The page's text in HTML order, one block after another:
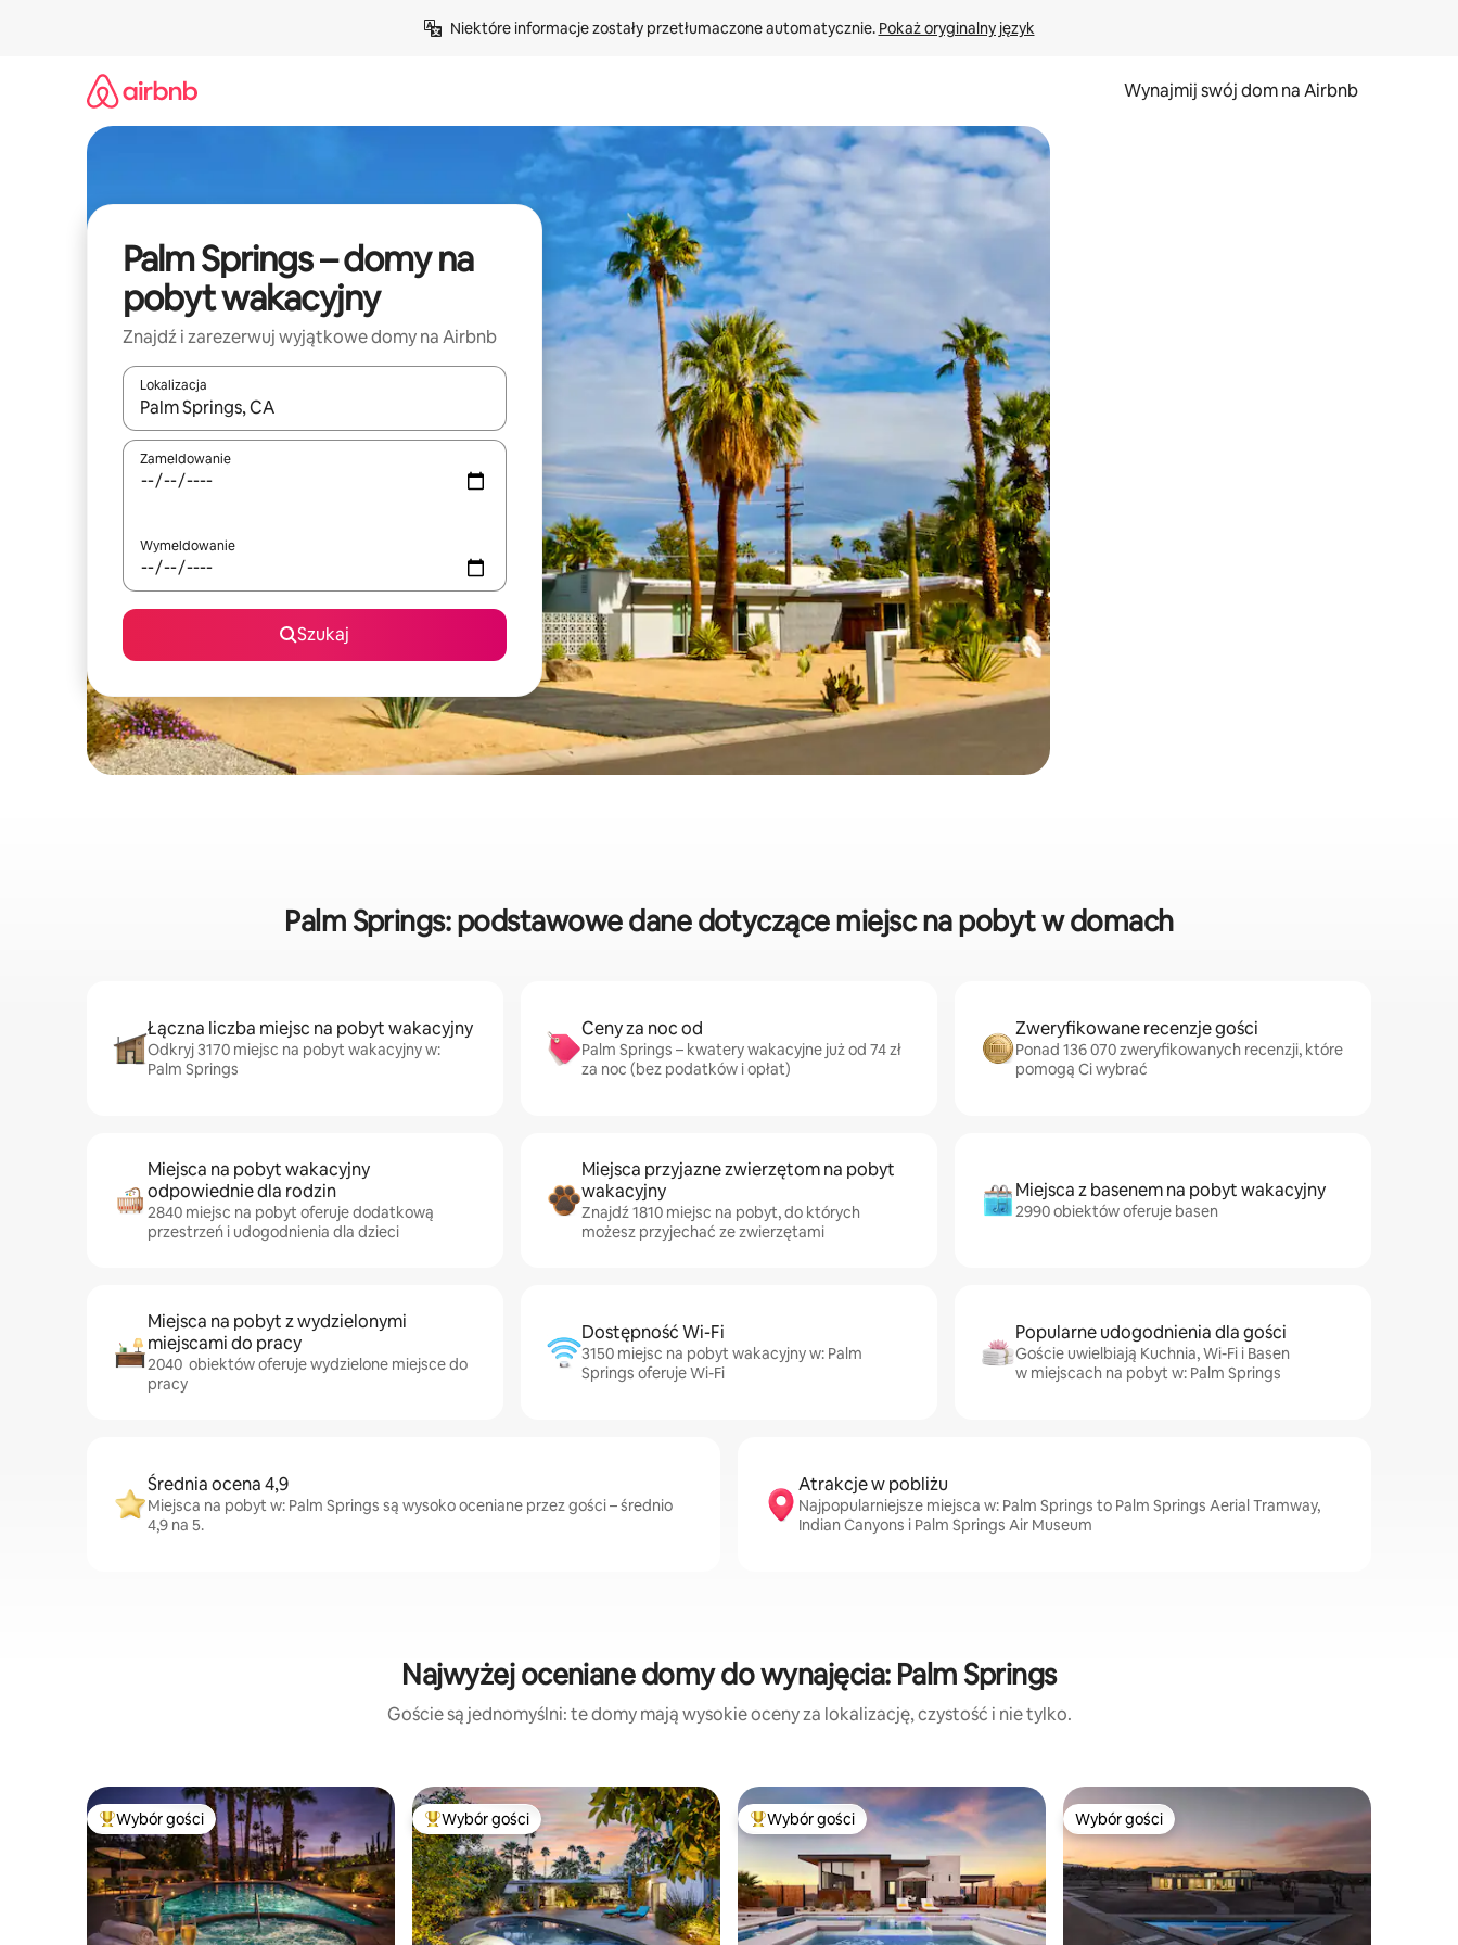
Niektóre informacje zostały przetłumaczone automatycznie. Pokaż oryginalny język
Wynajmij swój dom na Airbnb
Palm Springs – domy na
pobyt wakacyjny
Znajdź i zarezerwuj wyjątkowe domy na Airbnb
Lokalizacja
Gdy wyniki będą dostępne, możesz poruszać się po nich za pomocą klawiszy strzałek w górę i w dół lub przeglądać je za pomocą gestów dotykowych lub przesuwania.
Zameldowanie
Wymeldowanie
Szukaj
Palm Springs: podstawowe dane dotyczące miejsc na pobyt w domach
Łączna liczba miejsc na pobyt wakacyjny
Odkryj 3170 miejsc na pobyt wakacyjny w:
Palm Springs
Ceny za noc od
Palm Springs – kwatery wakacyjne już od 74 zł
za noc (bez podatków i opłat)
Zweryfikowane recenzje gości
Ponad 136 070 zweryfikowanych recenzji, które
pomogą Ci wybrać
Miejsca na pobyt wakacyjny
odpowiednie dla rodzin
2840 miejsc na pobyt oferuje dodatkową
przestrzeń i udogodnienia dla dzieci
Miejsca przyjazne zwierzętom na pobyt
wakacyjny
Znajdź 1810 miejsc na pobyt, do których
możesz przyjechać ze zwierzętami
Miejsca z basenem na pobyt wakacyjny
2990 obiektów oferuje basen
Miejsca na pobyt z wydzielonymi
miejscami do pracy
2040 obiektów oferuje wydzielone miejsce do
pracy
Dostępność Wi-Fi
3150 miejsc na pobyt wakacyjny w: Palm
Springs oferuje Wi-Fi
Popularne udogodnienia dla gości
Goście uwielbiają Kuchnia, Wi-Fi i Basen
w miejscach na pobyt w: Palm Springs
Średnia ocena 4,9
Miejsca na pobyt w: Palm Springs są wysoko oceniane przez gości – średnio
4,9 na 5.
Atrakcje w pobliżu
Najpopularniejsze miejsca w: Palm Springs to Palm Springs Aerial Tramway,
Indian Canyons i Palm Springs Air Museum
Najwyżej oceniane domy do wynajęcia: Palm Springs
Goście są jednomyślni: te domy mają wysokie oceny za lokalizację, czystość i nie tylko.
Najpopularniejsze z kategorii Wybór gości
Wybór gości Najpopularniejsze z kategorii Wybór gości
Wybór gości Najpopularniejsze z kategorii Wybór gości
Wybór gości Wybór gości
Wybór gości